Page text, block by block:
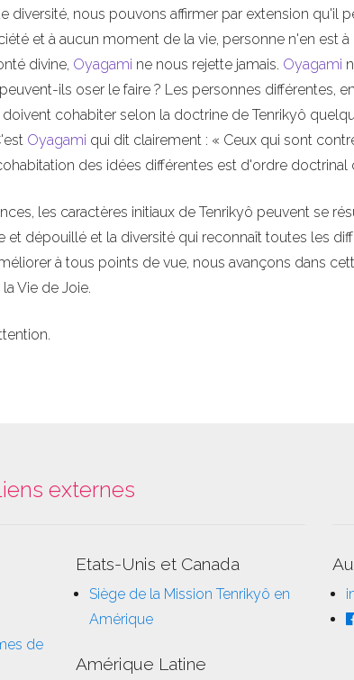
diversité, nous pouvons affirmer par extension qu'il
et à aucun moment de la vie, personne n'en est à
divine, Oyagami ne nous rejette jamais. Oyagami
ils oser le faire ? Les personnes différentes,
cohabiter selon la doctrine de Tenrikyô
Oyagami qui dit clairement : « Ceux qui sont
des idées différentes est d'ordre doctrinal
les caractères initiaux de Tenrikyô peuvent se
et dépouillé et la diversité qui reconnaît toutes les
à tous points de vue, nous avançons dans
Vie de Joie.
externes
de
Etats-Unis et Canada
Siège de la Mission Tenrikyô en
Amérique
Amérique Latine